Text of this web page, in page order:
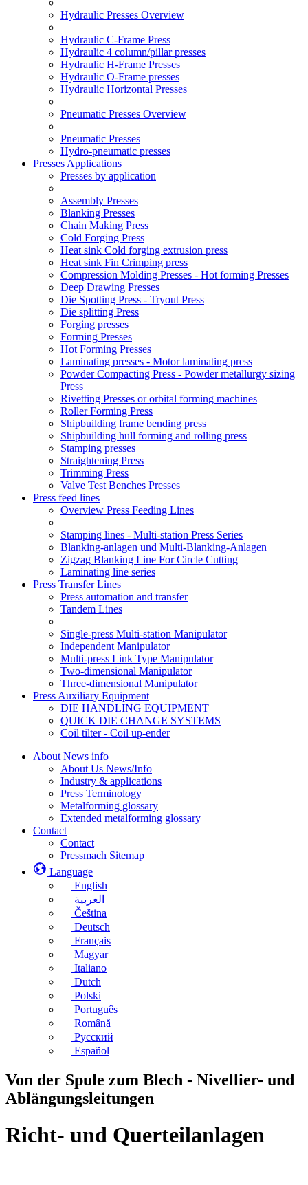
Hydraulic Presses Overview
Hydraulic C-Frame Press
Hydraulic 4 column/pillar presses
Hydraulic H-Frame Presses
Hydraulic O-Frame presses
Hydraulic Horizontal Presses
Pneumatic Presses Overview
Pneumatic Presses
Hydro-pneumatic presses
Presses Applications
Presses by application
Assembly Presses
Blanking Presses
Chain Making Press
Cold Forging Press
Heat sink Cold forging extrusion press
Heat sink Fin Crimping press
Compression Molding Presses - Hot forming Presses
Deep Drawing Presses
Die Spotting Press - Tryout Press
Die splitting Press
Forging presses
Forming Presses
Hot Forming Presses
Laminating presses - Motor laminating press
Powder Compacting Press - Powder metallurgy sizing
Press
Rivetting Presses or orbital forming machines
Roller Forming Press
Shipbuilding frame bending press
Shipbuilding hull forming and rolling press
Stamping presses
Straightening Press
Trimming Press
Valve Test Benches Presses
Press feed lines
Overview Press Feeding Lines
Stamping lines - Multi-station Press Series
Blanking-anlagen und Multi-Blanking-Anlagen
Zigzag Blanking Line For Circle Cutting
Laminating line series
Press Transfer Lines
Press automation and transfer
Tandem Lines
Single-press Multi-station Manipulator
Independent Manipulator
Multi-press Link Type Manipulator
Two-dimensional Manipulator
Three-dimensional Manipulator
Press Auxiliary Equipment
DIE HANDLING EQUIPMENT
QUICK DIE CHANGE SYSTEMS
Coil tilter - Coil up-ender
About News info
About Us News/Info
Industry & applications
Press Terminology
Metalforming glossary
Extended metalforming glossary
Contact
Contact
Pressmach Sitemap
Language
English
العربية
Čeština
Deutsch
Français
Magyar
Italiano
Dutch
Polski
Português
Română
Русский
Español
Von der Spule zum Blech - Nivellier- und
Ablängungsleitungen
Richt- und Querteilanlagen